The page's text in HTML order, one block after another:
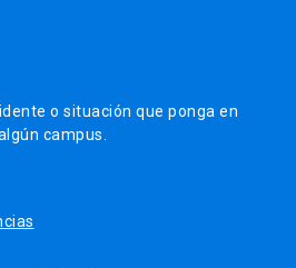
o situación que ponga en
campus.